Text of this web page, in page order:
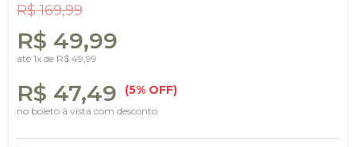
R$ 169,99
R$ 49,99
até 1x de R$ 49,99
R$ 47,49 (5% OFF)
no boleto à vista com desconto